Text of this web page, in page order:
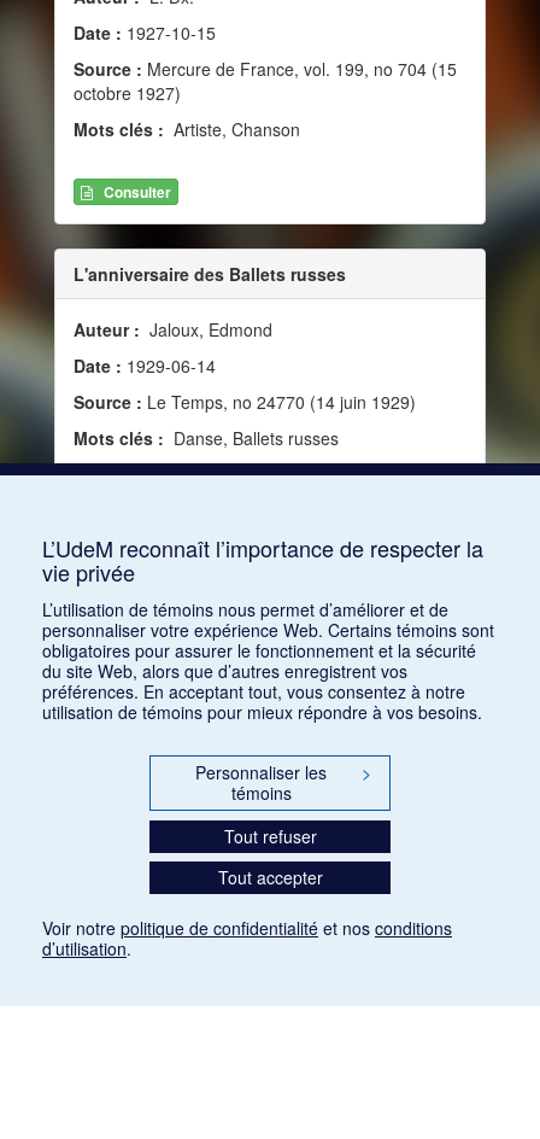
Date : 1927-10-15
Source : Mercure de France, vol. 199, no 704 (15
octobre 1927)
Mots clés : Artiste, Chanson
Consulter
L'anniversaire des Ballets russes
Auteur : Jaloux, Edmond
Date : 1929-06-14
Source : Le Temps, no 24770 (14 juin 1929)
Mots clés : Danse, Ballets russes
1 2
L’UdeM reconnaît l’importance de respecter la
vie privée
L’utilisation de témoins nous permet d’améliorer et de
personnaliser votre expérience Web. Certains témoins sont
obligatoires pour assurer le fonctionnement et la sécurité
du site Web, alors que d’autres enregistrent vos
préférences. En acceptant tout, vous consentez à notre
utilisation de témoins pour mieux répondre à vos besoins.
Personnaliser les
témoins
>
Tout refuser
Tout accepter
Voir notre politique de confidentialité et nos conditions
d’utilisation.